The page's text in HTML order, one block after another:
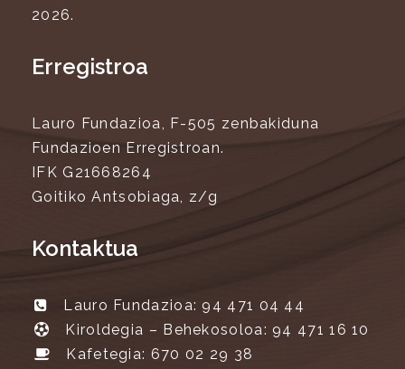
2026.
Erregistroa
Lauro Fundazioa, F-505 zenbakiduna
Fundazioen Erregistroan.
IFK G21668264
Goitiko Antsobiaga, z/g
Kontaktua
Lauro Fundazioa: 94 471 04 44
Kiroldegia – Behekosoloa: 94 471 16 10
Kafetegia: 670 02 29 38